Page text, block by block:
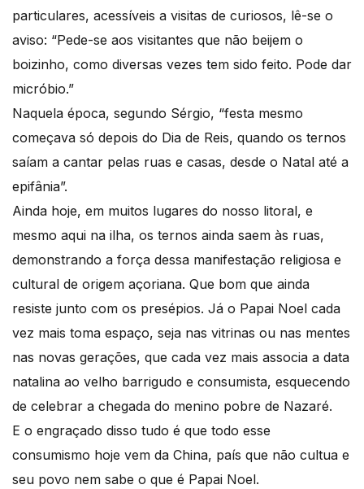
particulares, acessíveis a visitas de curiosos, lê-se o
aviso: “Pede-se aos visitantes que não beijem o
boizinho, como diversas vezes tem sido feito. Pode dar
micróbio.”
Naquela época, segundo Sérgio, “festa mesmo
começava só depois do Dia de Reis, quando os ternos
saíam a cantar pelas ruas e casas, desde o Natal até a
epifânia”.
Ainda hoje, em muitos lugares do nosso litoral, e
mesmo aqui na ilha, os ternos ainda saem às ruas,
demonstrando a força dessa manifestação religiosa e
cultural de origem açoriana. Que bom que ainda
resiste junto com os presépios. Já o Papai Noel cada
vez mais toma espaço, seja nas vitrinas ou nas mentes
nas novas gerações, que cada vez mais associa a data
natalina ao velho barrigudo e consumista, esquecendo
de celebrar a chegada do menino pobre de Nazaré.
E o engraçado disso tudo é que todo esse
consumismo hoje vem da China, país que não cultua e
seu povo nem sabe o que é Papai Noel.